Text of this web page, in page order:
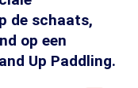
de schaats,
op een
Up Paddling.